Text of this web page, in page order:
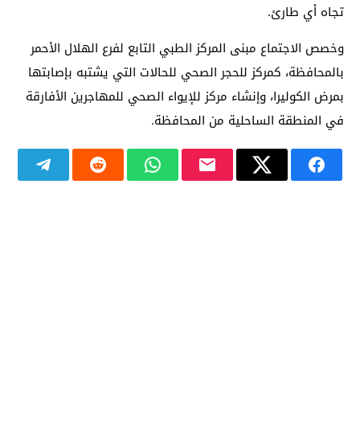
تجاه أي طارئ.
وخصص الاجتماع مبنى المركز الطبي التابع لفرع الهلال الأحمر
بالمحافظة، كمركز للحجر الصحي للحالات التي يشتبه بإصابتها
بمرض الكوليرا، وإنشاء مركز للإيواء الصحي للمهاجرين الأفارقة
في المنطقة الساحلية من المحافظة.